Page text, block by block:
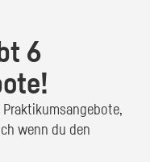
6
wenn du den